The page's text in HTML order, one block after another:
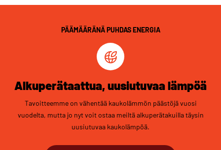
PÄÄMÄÄRÄNÄ PUHDAS ENERGIA
Alkuperätaattua, uusiutuvaa lämpöä
Tavoitteemme on vähentää kaukolämmön päästöjä vuosi
vuodelta, mutta jo nyt voit ostaa meiltä alkuperätakuilla täysin
uusiutuvaa kaukolämpöä.